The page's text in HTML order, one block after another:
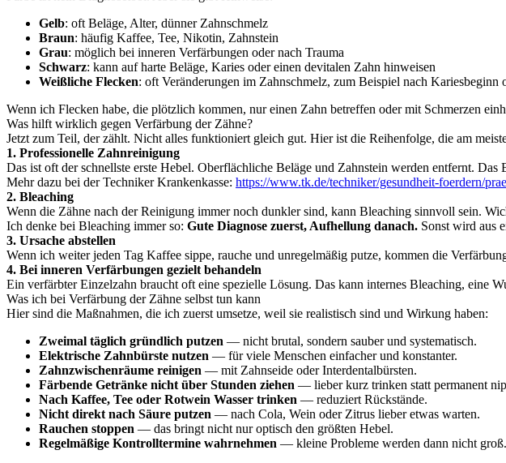
Gelb: oft Beläge, Alter, dünner Zahnschmelz
Braun: häufig Kaffee, Tee, Nikotin, Zahnstein
Grau: möglich bei inneren Verfärbungen oder nach Trauma
Schwarz: kann auf harte Beläge, Karies oder einen devitalen Zahn hinweisen
Weißliche Flecken: oft Veränderungen im Zahnschmelz, zum Beispiel nach Kariesbeginn
Wenn ich Flecken habe, die plötzlich kommen, nur einen Zahn betreffen oder mit Schmerzen
Was hilft wirklich gegen Verfärbung der Zähne?
Jetzt zum Teil, der zählt. Nicht alles funktioniert gleich gut. Hier ist die Reihenfolge, die am
1. Professionelle Zahnreinigung
Das ist oft der schnellste erste Hebel. Oberflächliche Beläge und Zahnstein werden entfernt.
Mehr dazu bei der Techniker Krankenkasse: https://www.tk.de/techniker/gesundheit-foerdern/
2. Bleaching
Wenn die Zähne nach der Reinigung immer noch dunkler sind, kann Bleaching sinnvoll sein.
Ich denke bei Bleaching immer so: Gute Diagnose zuerst, Aufhellung danach. Sonst wird aus
3. Ursache abstellen
Wenn ich weiter jeden Tag Kaffee sippe, rauche und unregelmäßig putze, kommen die
4. Bei inneren Verfärbungen gezielt behandeln
Ein verfärbter Einzelzahn braucht oft eine spezielle Lösung. Das kann internes Bleaching, eine
Was ich bei Verfärbung der Zähne selbst tun kann
Hier sind die Maßnahmen, die ich zuerst umsetze, weil sie realistisch sind und Wirkung haben:
Zweimal täglich gründlich putzen — nicht brutal, sondern sauber und systematisch.
Elektrische Zahnbürste nutzen — für viele Menschen einfacher und konstanter.
Zahnzwischenräume reinigen — mit Zahnseide oder Interdentalbürsten.
Färbende Getränke nicht über Stunden ziehen — lieber kurz trinken statt permanent
Nach Kaffee, Tee oder Rotwein Wasser trinken — reduziert Rückstände.
Nicht direkt nach Säure putzen — nach Cola, Wein oder Zitrus lieber etwas warten.
Rauchen stoppen — das bringt nicht nur optisch den größten Hebel.
Regelmäßige Kontrolltermine wahrnehmen — kleine Probleme werden dann nicht groß.